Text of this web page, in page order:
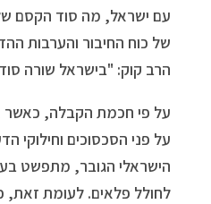
עם ישראל, מה סוד הקסם
של כוח החיבור והערבות
הרב קוק: "בישראל שורה
על פי חכמת הקבלה, כאשר
על פני הסכסוכים וחילוקי
הישראלי הגובר, מתפשט
לחולל פלאים. לעומת זאת,